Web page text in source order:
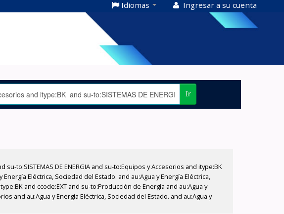
Idiomas Ingresar a su cuenta
Ir
to:SISTEMAS DE ENERGIA and su-to:Equipos y Accesorios and itype:BK
Eléctrica, Sociedad del Estado. and au:Agua y Energía Eléctrica,
and ccode:EXT and su-to:Producción de Energía and au:Agua y
and au:Agua y Energía Eléctrica, Sociedad del Estado. and au:Agua y